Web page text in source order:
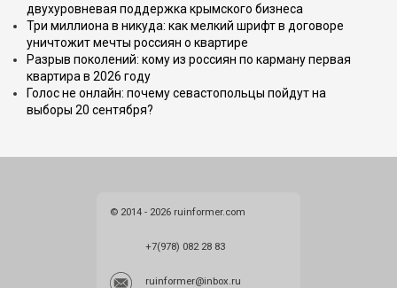
двухуровневая поддержка крымского бизнеса
Три миллиона в никуда: как мелкий шрифт в договоре
уничтожит мечты россиян о квартире
Разрыв поколений: кому из россиян по карману первая
квартира в 2026 году
Голос не онлайн: почему севастопольцы пойдут на
выборы 20 сентября?
© 2014 - 2026 ruinformer.com
+7(978) 082 28 83
ruinformer@inbox.ru